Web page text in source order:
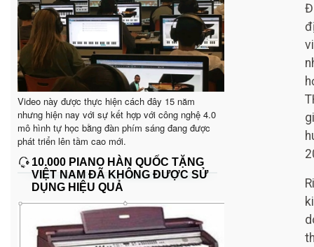
Video này được thực hiện cách đây 15 năm
nhưng hiện nay với sự kết hợp với công nghệ 4.0
mô hình tự học bằng đàn phím sáng đang được
phát triển lên tầm cao mới.
10.000 PIANO HÀN QUỐC TẶNG
VIỆT NAM ĐÃ KHÔNG ĐƯỢC SỬ
DỤNG HIỆU QUẢ